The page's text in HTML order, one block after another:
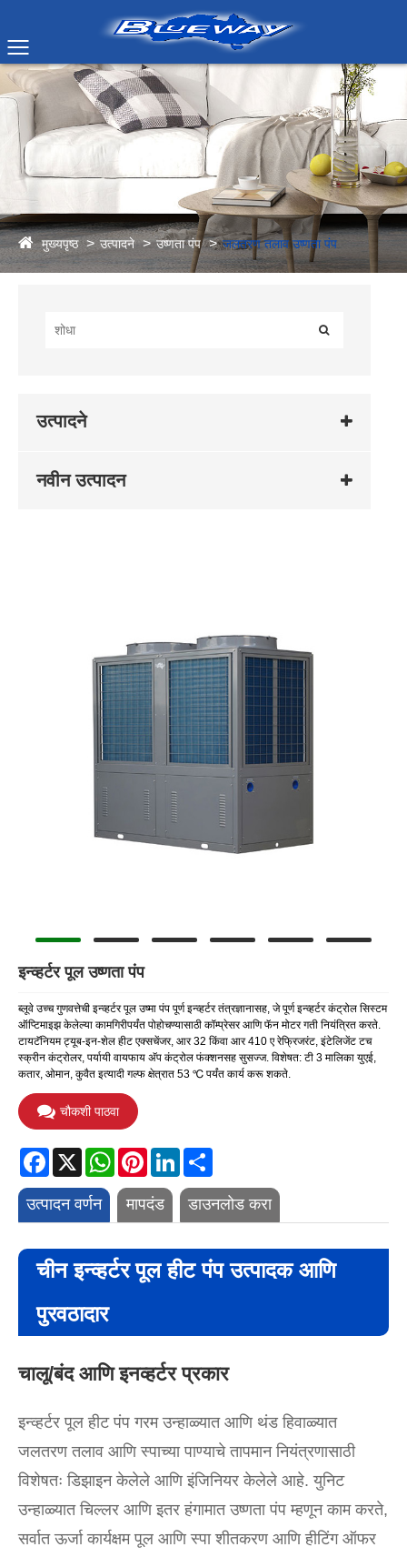
मुख्यपृष्ठ उत्पादने उष्णता पंप जलतरण तलाव उष्णता पंप
उत्पादने
नवीन उत्पादन
इन्व्हर्टर पूल उष्णता पंप
ब्लूवे उच्च गुणवत्तेची इन्व्हर्टर पूल उष्मा पंप पूर्ण इन्व्हर्टर तंत्रज्ञानासह, जे पूर्ण इन्व्हर्टर कंट्रोल सिस्टम
ऑप्टिमाइझ केलेल्या कामगिरीपर्यंत पोहोचण्यासाठी कॉम्प्रेसर आणि फॅन मोटर गती नियंत्रित करते.
टायटॅनियम ट्यूब-इन-शेल हीट एक्सचेंजर, आर 32 किंवा आर 410 ए रेफ्रिजरंट, इंटेलिजेंट टच
स्क्रीन कंट्रोलर, पर्यायी वायफाय अ‍ॅप कंट्रोल फंक्शनसह सुसज्ज. विशेषत: टी 3 मालिका युएई,
कतार, ओमान, कुवैत इत्यादी गल्फ क्षेत्रात 53 ℃ पर्यंत कार्य करू शकते.
चौकशी पाठवा
Facebook WhatsAppPinterestLinkedIn
उत्पादन वर्णन मापदंड डाउनलोड करा
चीन इन्व्हर्टर पूल हीट पंप उत्पादक आणि
पुरवठादार
चालू/बंद आणि इनव्हर्टर प्रकार
इन्व्हर्टर पूल हीट पंप गरम उन्हाळ्यात आणि थंड हिवाळ्यात
जलतरण तलाव आणि स्पाच्या पाण्याचे तापमान नियंत्रणासाठी
विशेषतः डिझाइन केलेले आणि इंजिनियर केलेले आहे. युनिट
उन्हाळ्यात चिल्लर आणि इतर हंगामात उष्णता पंप म्हणून काम करते,
सर्वात ऊर्जा कार्यक्षम पूल आणि स्पा शीतकरण आणि हीटिंग ऑफर